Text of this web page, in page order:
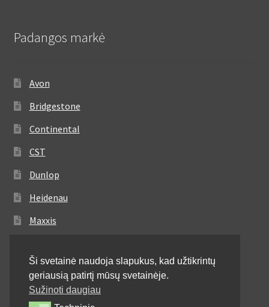
Padangos markė
Avon
Bridgestone
Continental
CST
Dunlop
Heidenau
Maxxis
Michelin
Mitas
Ši svetainė naudoja slapukus, kad užtikrintų
geriausią patirtį mūsų svetainėje.
Sužinoti daugiau